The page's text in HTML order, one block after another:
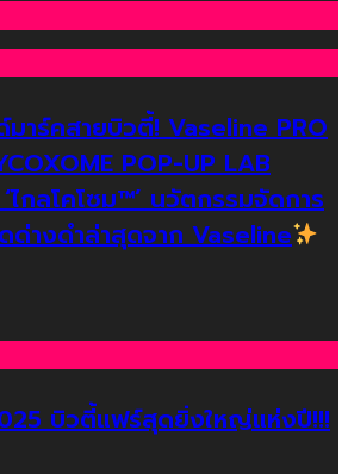
าร์คสายบิวตี้! Vaseline PRO
POP-UP LAB
ไกลโคโซม™’ นวัตกรรมจัดการ
ด่างดำล่าสุดจาก Vaseline
บิวตี้แฟร์สุดยิ่งใหญ่แห่งปี!!!